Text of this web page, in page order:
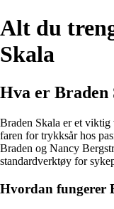
Alt du
Skala
Hva er Braden
Braden Skala er et
faren for trykksår hos
Braden og Nancy
standardverktøy for
Hvordan fungerer